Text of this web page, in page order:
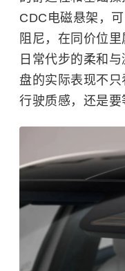
CDC电磁悬架，
阻尼，在同价位
日常代步的柔和
盘的实际表现不
行驶质感，还是要